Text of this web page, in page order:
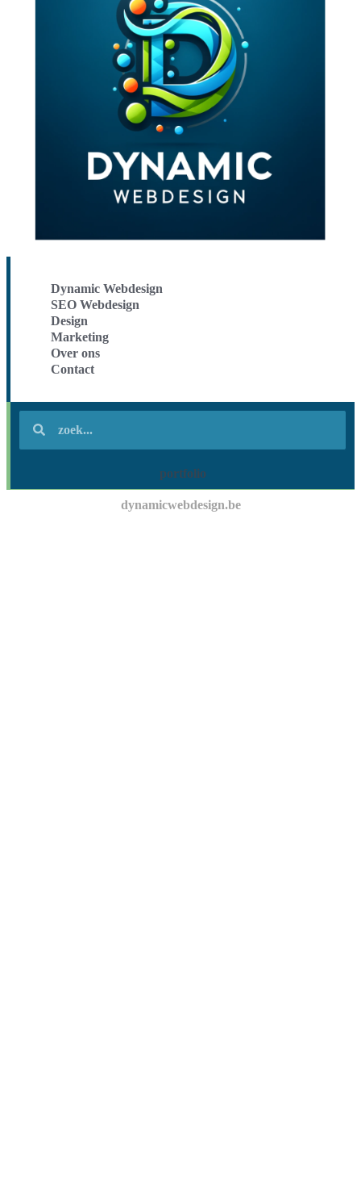
Dynamic Webdesign
SEO Webdesign
Design
Marketing
Over ons
Contact
portfolio
dynamicwebdesign.be